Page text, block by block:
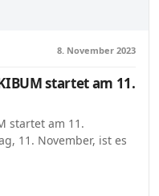
8. November 2023
startet am 11.
startet am 11.
11. November, ist es